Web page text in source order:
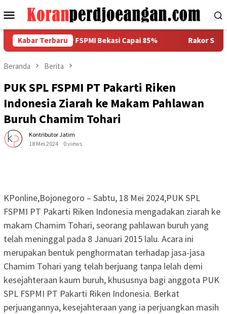
ke
Menu
Mobile
Kabar Terbaru
FSPMI Bekasi Capai 85% Rakor SPLP FSPMI Bekasi :
Beranda Berita
PUK SPL FSPMI PT Pakarti Riken
Indonesia Ziarah ke Makam Pahlawan
Buruh Chamim Tohari
Kontributor Jatim
18 Mei 2024
0 views
KPonline,Bojonegoro – Sabtu, 18 Mei 2024,PUK SPL
FSPMI PT Pakarti Riken Indonesia mengadakan ziarah ke
makam Chamim Tohari, seorang pahlawan buruh yang
telah meninggal pada 8 Januari 2015 lalu. Acara ini
merupakan bentuk penghormatan terhadap jasa-jasa
Chamim Tohari yang telah berjuang tanpa lelah demi
kesejahteraan kaum buruh, khususnya bagi anggota PUK
SPL FSPMI PT Pakarti Riken Indonesia. Berkat
perjuangannya, kesejahteraan yang ia perjuangkan masih